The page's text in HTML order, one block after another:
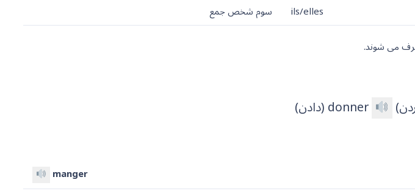
ils/elles
سوم شخص جمع
می شوند.
donner (دادن)
manger